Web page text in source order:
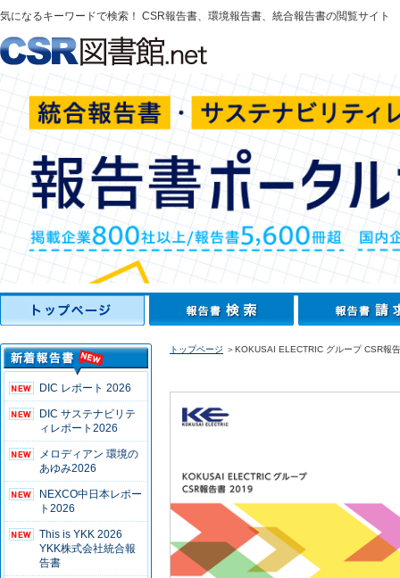
気になるキーワードで検索！ CSR報告書、環境報告書、統合報告書の閲覧サイト
DIC レポート 2026
DIC サステナビリテ
ィレポート2026
メロディアン 環境の
あゆみ2026
NEXCO中日本レポー
ト2026
This is YKK 2026
YKK株式会社統合報
告書
トップページ ＞KOKUSAI ELECTRIC グループ CSR報